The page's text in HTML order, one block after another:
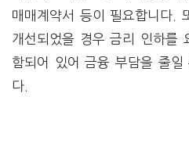
매매계약서 등이 필요합니다.
개선되었을 경우 금리 인하를
함되어 있어 금융 부담을 줄일
다.